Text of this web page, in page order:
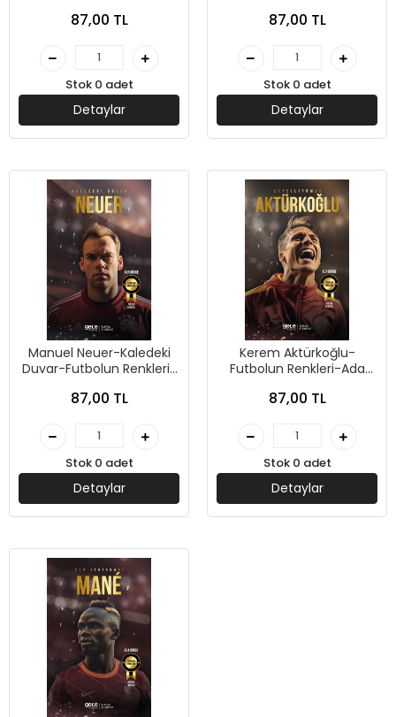
87,00 TL
Stok 0 adet
Detaylar
Gece Kitaplığı
87,00 TL
Stok 0 adet
Detaylar
Manuel Neuer-Kaledeki
Duvar-Futbolun Renkleri-
87,00 TL
Stok 0 adet
Detaylar
Kerem Aktürkoğlu-
Futbolun Renkleri-Ada
87,00 TL
Stok 0 adet
Detaylar